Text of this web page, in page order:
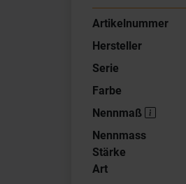
Artikelnummer
Hersteller
Serie
Farbe
Nennmaß
Nennmass
Stärke
Art